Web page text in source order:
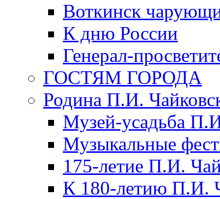
Воткинск
К дню России
Генерал-
ГОСТЯМ ГОРОДА
Родина П.И.
Музей-усадьба
Музыкальные
175-летие П.И.
К 180-летию П.И.